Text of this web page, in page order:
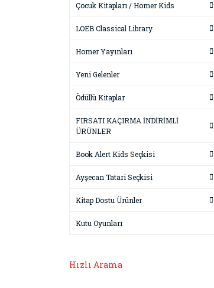
Çocuk Kitapları / Homer Kids
LOEB Classical Library
Homer Yayınları
Yeni Gelenler
Ödüllü Kitaplar
FIRSATI KAÇIRMA İNDİRİMLİ
ÜRÜNLER
Book Alert Kids Seçkisi
Ayşecan Tatari Seçkisi
Kitap Dostu Ürünler
Kutu Oyunları
Hızlı Arama